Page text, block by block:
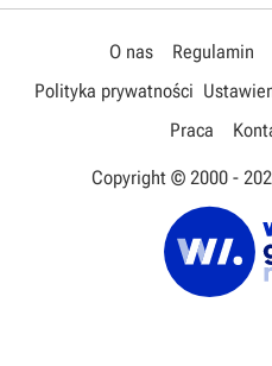
O nas Regulamin
Polityka prywatności
Praca
Copyright © 2000 -